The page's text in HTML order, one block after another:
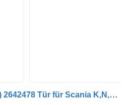
Scania K-Series (01.06-) 2642478 Tür für Scania K,N,F-series bus (2006-)